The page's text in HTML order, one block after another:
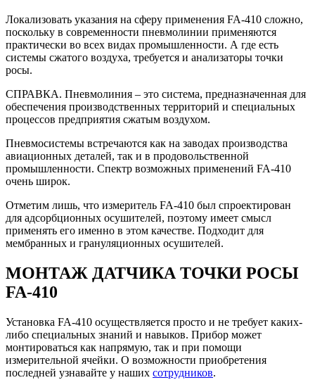
Локализовать указания на сферу применения FA-410 сложно,
поскольку в современности пневмолинии применяются
практически во всех видах промышленности. А где есть
системы сжатого воздуха, требуется и анализаторы точки
росы.
СПРАВКА. Пневмолиния – это система, предназначенная для
обеспечения производственных территорий и специальных
процессов предприятия сжатым воздухом.
Пневмосистемы встречаются как на заводах производства
авиационных деталей, так и в продовольственной
промышленности. Спектр возможных применений FA-410
очень широк.
Отметим лишь, что измеритель FA-410 был спроектирован
для адсорбционных осушителей, поэтому имеет смысл
применять его именно в этом качестве. Подходит для
мембранных и грануляционных осушителей.
МОНТАЖ ДАТЧИКА ТОЧКИ РОСЫ
FA-410
Установка FA-410 осуществляется просто и не требует каких-
либо специальных знаний и навыков. Прибор может
монтироваться как напрямую, так и при помощи
измерительной ячейки. О возможности приобретения
последней узнавайте у наших сотрудников.